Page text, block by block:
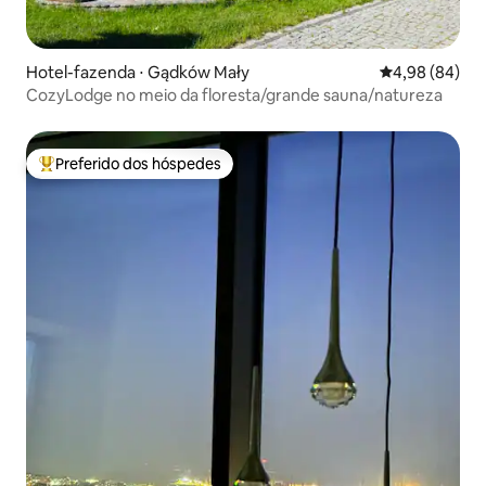
Hotel-fazenda ⋅ Gądków Mały 4,98 de uma
4,98 (84)
CozyLodge no meio da floresta/grande sauna/natureza
Entre os melhores preferidos dos hóspedes
Preferido dos hóspedes